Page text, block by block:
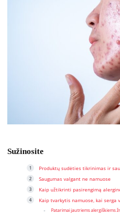
Sužinosite
Produktų sudėties tikrinimas ir
Saugumas valgant ne namuose
Kaip užtikrinti pasirengimą
Kaip tvarkytis namuose, kai serga
Patarimai jautriems alergiškiems